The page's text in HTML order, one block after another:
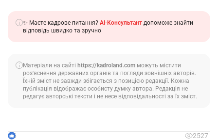
✨ Маєте кадрове питання? AI-Консультант допоможе знайти
відповідь швидко та зручно
Матеріали на сайті https://kadroland.com можуть містити
роз'яснення державних органів та погляди зовнішніх авторів.
Їхній зміст не завжди збігається з позицією редакції. Кожна
публікація відображає особисту думку автора. Редакція не
редагує авторські тексти і не несе відповідальності за їх зміст.
6
2527